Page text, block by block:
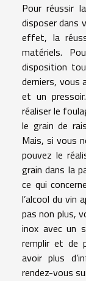
Pour réussir
disposer dans
effet, la
matériels.
disposition
derniers, vous
et un
réaliser le
le grain de
Mais, si vous
pouvez le
grain dans la
ce qui
l’alcool du vin
pas non plus,
inox avec un
remplir et de
avoir plus
rendez-vous